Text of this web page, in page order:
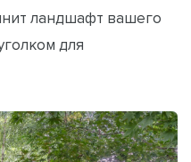
ландшафт вашего
для